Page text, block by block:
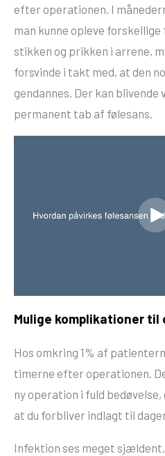
efter operationen. I
man kunne opleve
stikken og prikken i arrene,
forsvinde i takt med, at den
gendannes. Der kan
permanent tab af følesans.
Mulige komplikationer til
Hos omkring 1% af
timerne efter operationen.
ny operation i fuld
at du forbliver indlagt til
Infektion ses meget